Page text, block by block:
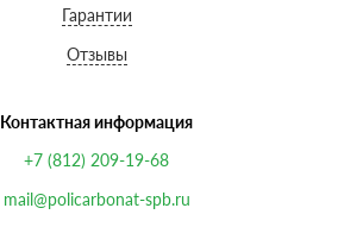
Гарантии
Отзывы
Контактная информация
+7 (812) 209-19-68
mail@policarbonat-spb.ru